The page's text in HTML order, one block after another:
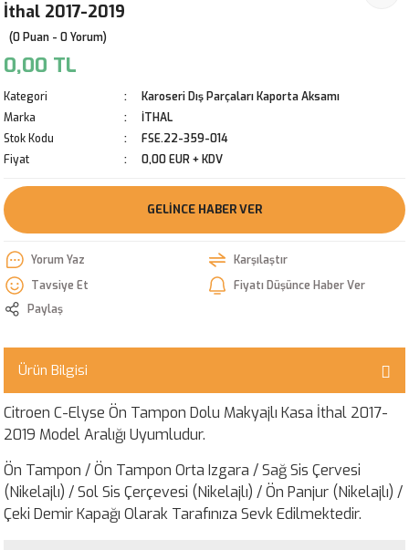
İthal 2017-2019
(0 Puan - 0 Yorum)
0,00 TL
Kategori
Karoseri Dış Parçaları Kaporta Aksamı
Marka
İTHAL
Stok Kodu
FSE.22-359-014
Fiyat
0,00 EUR + KDV
GELINCE HABER VER
Yorum Yaz
Karşılaştır
Tavsiye Et
Fiyatı Düşünce Haber Ver
Paylaş
Ürün Bilgisi
Citroen C-Elyse Ön Tampon Dolu Makyajlı Kasa İthal 2017-
2019 Model Aralığı Uyumludur.
Ön Tampon / Ön Tampon Orta Izgara / Sağ Sis Çervesi
(Nikelajlı) / Sol Sis Çerçevesi (Nikelajlı) / Ön Panjur (Nikelajlı) /
Çeki Demir Kapağı Olarak Tarafınıza Sevk Edilmektedir.